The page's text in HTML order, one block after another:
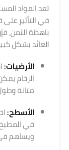
تعد المواد
في التأثير
باهظة الثمن،
العائد بشكل
الأرضيات:
الرخام
متانة
الأسطح:
في
ويساهم